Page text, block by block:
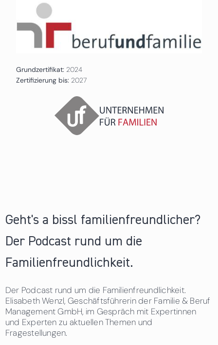
Grundzertifikat: 2024
Zertifizierung bis: 2027
Geht's a bissl familienfreundlicher?
Der Podcast rund um die
Familienfreundlichkeit.
Der Podcast rund um die Familienfreundlichkeit.
Elisabeth Wenzl, Geschäftsführerin der Familie & Beruf
Management GmbH, im Gespräch mit Expertinnen
und Experten zu aktuellen Themen und
Fragestellungen.